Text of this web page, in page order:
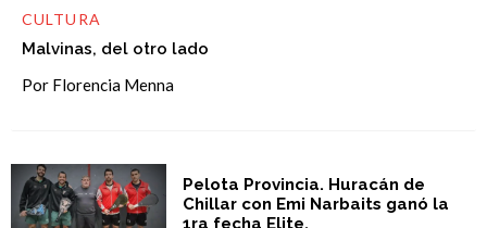
CULTURA
Malvinas, del otro lado
Por Florencia Menna
Pelota Provincia. Huracán de
Chillar con Emi Narbaits ganó la
1ra fecha Elite.